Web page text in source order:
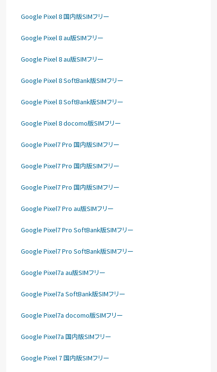
Google Pixel 8 国内版SIMフリー
Google Pixel 8 au版SIMフリー
Google Pixel 8 au版SIMフリー
Google Pixel 8 SoftBank版SIMフリー
Google Pixel 8 SoftBank版SIMフリー
Google Pixel 8 docomo版SIMフリー
Google Pixel7 Pro 国内版SIMフリー
Google Pixel7 Pro 国内版SIMフリー
Google Pixel7 Pro 国内版SIMフリー
Google Pixel7 Pro au版SIMフリー
Google Pixel7 Pro SoftBank版SIMフリー
Google Pixel7 Pro SoftBank版SIMフリー
Google Pixel7a au版SIMフリー
Google Pixel7a SoftBank版SIMフリー
Google Pixel7a docomo版SIMフリー
Google Pixel7a 国内版SIMフリー
Google Pixel 7 国内版SIMフリー